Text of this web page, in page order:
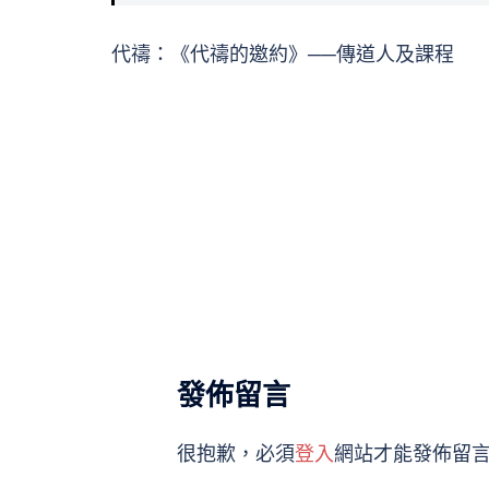
代禱：《代禱的邀約》──傳道人及課程
發佈留言
很抱歉，必須登入網站才能發佈留